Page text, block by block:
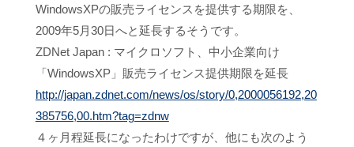
WindowsXPの販売ライセンスを提供する期限を、
2009年5月30日へと延長するそうです。
ZDNet Japan : マイクロソフト、中小企業向け
「WindowsXP」販売ライセンス提供期限を延長
http://japan.zdnet.com/news/os/story/0,2000056192,20
385756,00.htm?tag=zdnw
４ヶ月程延長になったわけですが、他にも次のよう